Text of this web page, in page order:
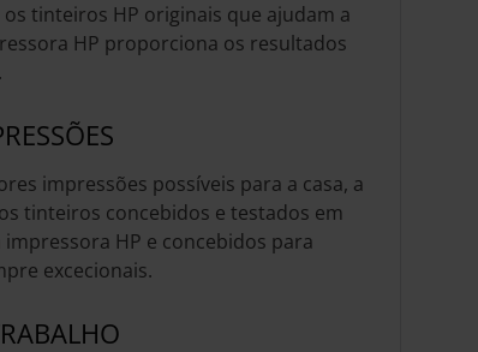
tinteiros HP originais que ajudam a
HP proporciona os resultados
impressões possíveis para a casa, a
tinteiros concebidos e testados em
HP e concebidos para
excecionais.